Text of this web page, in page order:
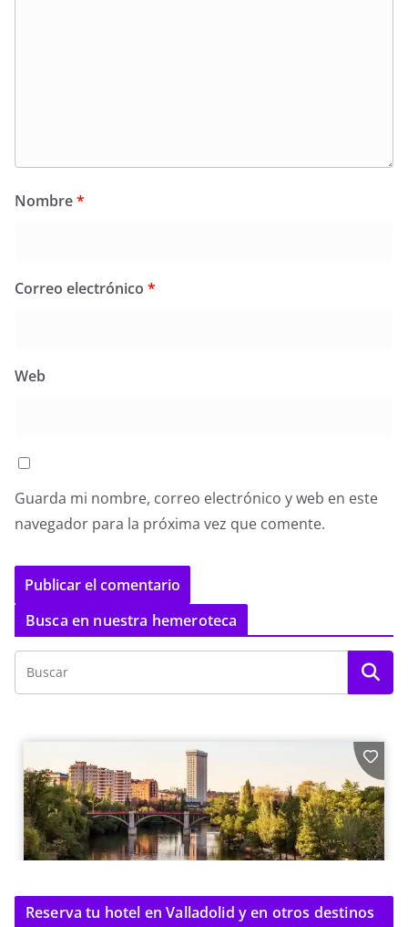
Nombre*
Correo electrónico *
Web
Guarda mi nombre, correo electrónico y web en este
navegador para la próxima vez que comente.
Busca en nuestra hemeroteca
Reserva tu hotel en Valladolid y en otros destinos